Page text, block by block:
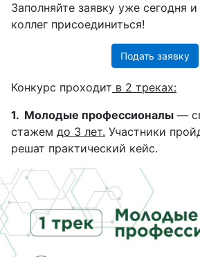
Заполняйте заявку уже сегодня
коллег присоединиться!
Подать заявку
Конкурс проходит в 2 треках:
1. Молодые профессионалы —
стажем до 3 лет. Участники
решат практический кейс.